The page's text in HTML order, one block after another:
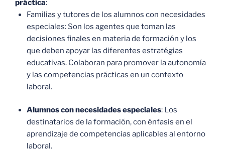
práctica:
Familias y tutores de los alumnos con necesidades
especiales: Son los agentes que toman las
decisiones finales en materia de formación y los
que deben apoyar las diferentes estratégias
educativas. Colaboran para promover la autonomía
y las competencias prácticas en un contexto
laboral.
Alumnos con necesidades especiales: Los
destinatarios de la formación, con énfasis en el
aprendizaje de competencias aplicables al entorno
laboral.